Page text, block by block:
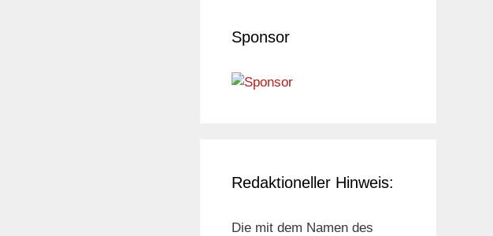
Sponsor
Redaktioneller Hinweis:
Die mit dem Namen des